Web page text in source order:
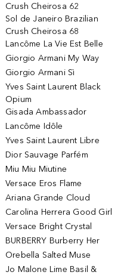
Crush Cheirosa 62
Sol de Janeiro Brazilian
Crush Cheirosa 68
Lancôme La Vie Est Belle
Giorgio Armani My Way
Giorgio Armani Sì
Yves Saint Laurent Black
Opium
Gisada Ambassador
Lancôme Idôle
Yves Saint Laurent Libre
Dior Sauvage Parfém
Miu Miu Miutine
Versace Eros Flame
Ariana Grande Cloud
Carolina Herrera Good Girl
Versace Bright Crystal
BURBERRY Burberry Her
Orebella Salted Muse
Jo Malone Lime Basil &